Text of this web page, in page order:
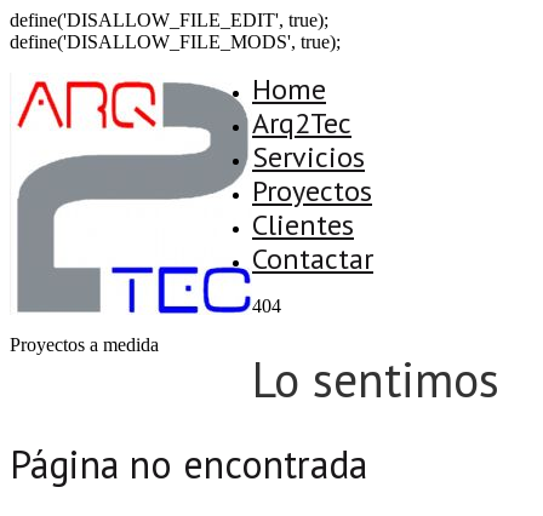
define('DISALLOW_FILE_EDIT', true);
define('DISALLOW_FILE_MODS', true);
Proyectos a medida
Home
Arq2Tec
Servicios
Proyectos
Clientes
Contactar
404
Lo sentimos
Página no encontrada